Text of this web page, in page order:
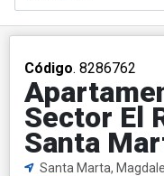
Código. 8286762
Sector El
Santa
Santa Marta,